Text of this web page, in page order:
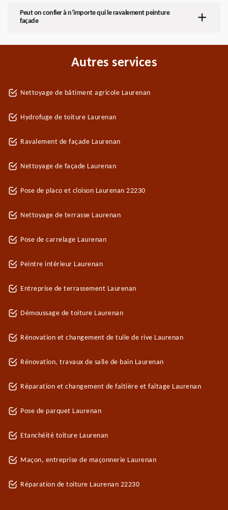
Peut on confier à n’importe qui le ravalement peinture
façade
Autres services
Nettoyage de bâtiment agricole Laurenan
Hydrofuge de toiture Laurenan
Ravalement de façade Laurenan
Nettoyage de façade Laurenan
Pose de placo et cloison Laurenan 22230
Nettoyage de terrasse Laurenan
Pose de carrelage Laurenan
Peintre intérieur Laurenan
Entreprise de terrassement Laurenan
Démoussage de toiture Laurenan
Rénovation et changement de tuile de rive Laurenan
Rénovation, travaux de salle de bain Laurenan
Réparation et changement de faîtière et faîtage Laurenan
Pose de parquet Laurenan
Etanchéité toiture Laurenan
Maçon, entreprise de maçonnerie Laurenan
Réparation de toiture Laurenan 22230